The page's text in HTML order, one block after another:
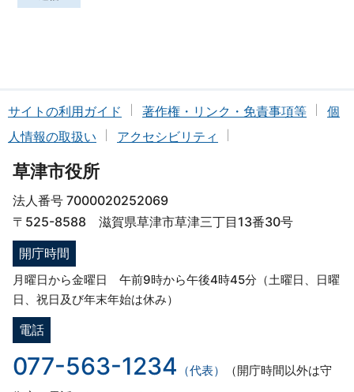
サイトの利用ガイド 著作権・リンク・免責事項等
個
人情報の取扱い
アクセシビリティ
草津市役所
法人番号 7000020252069
〒525-8588 滋賀県草津市草津三丁目13番30号
開庁時間
月曜日から金曜日 午前9時から午後4時45分（土曜日、日曜
日、祝日及び年末年始は休み）
電話
077-563-1234 （代表）
（開庁時間以外は守